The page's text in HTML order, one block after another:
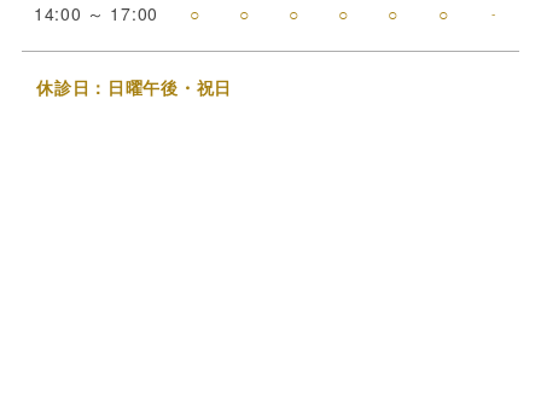
14:00 ～ 17:00 ○ ○ ○ ○ ○ ○ -
休診日：日曜午後・祝日